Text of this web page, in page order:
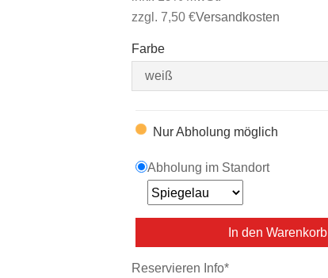
zzgl. 7,50 €Versandkosten
Farbe
Nur Abholung möglich
Abholung im Standort
In den Warenkorb
Reservieren Info*